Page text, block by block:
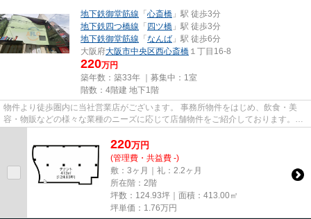
地下鉄御堂筋線 「心斎橋 」駅 徒歩3分
地下鉄四つ橋線 「四ツ橋 」駅 徒歩3分
地下鉄御堂筋線 「なんば 」駅 徒歩6分
大阪府大阪市中央区西心斎橋 １丁目16-8
220万円
築年数：築33年 ｜募集中： 1室
階数：4階建 地下1階
物件より徒歩圏内に当社営業店がございます。 事務所物件をはじめ、飲食・美
容・物販などの様々な業種のニーズに応じて店舗物件をご紹介しております。
尚、弊社ではおとり広告は一切...
220万円
(管理費・共益費 -)
敷：3ヶ月｜礼：2.2ヶ月
所在階：2階
坪数：124.93坪｜面積：413.00㎡
坪単価： 1.76万円